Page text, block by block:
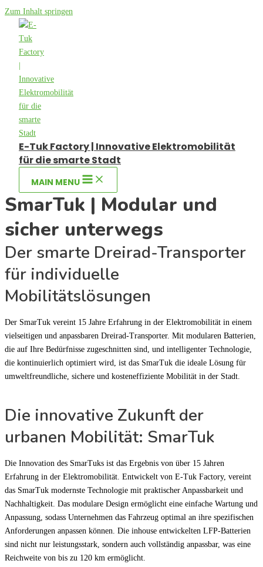
Zum Inhalt springen
E-Tuk Factory | Innovative Elektromobilität
für die smarte Stadt
MAIN MENU
SmarTuk | Modular und
sicher unterwegs
Der smarte Dreirad-Transporter
für individuelle
Mobilitätslösungen
Der SmarTuk vereint 15 Jahre Erfahrung in der Elektromobilität in einem
vielseitigen und anpassbaren Dreirad-Transporter. Mit modularen Batterien,
die auf Ihre Bedürfnisse zugeschnitten sind, und intelligenter Technologie,
die kontinuierlich optimiert wird, ist das SmarTuk die ideale Lösung für
umweltfreundliche, sichere und kosteneffiziente Mobilität in der Stadt.
Die innovative Zukunft der
urbanen Mobilität: SmarTuk
Die Innovation des SmarTuks ist das Ergebnis von über 15 Jahren
Erfahrung in der Elektromobilität. Entwickelt von E-Tuk Factory, vereint
das SmarTuk modernste Technologie mit praktischer Anpassbarkeit und
Nachhaltigkeit. Das modulare Design ermöglicht eine einfache Wartung und
Anpassung, sodass Unternehmen das Fahrzeug optimal an ihre spezifischen
Anforderungen anpassen können. Die inhouse entwickelten LFP-Batterien
sind nicht nur leistungsstark, sondern auch vollständig anpassbar, was eine
Reichweite von bis zu 120 km ermöglicht.